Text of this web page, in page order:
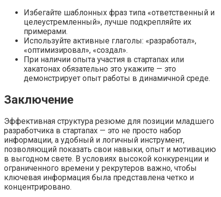
Избегайте шаблонных фраз типа «ответственный и
целеустремленный», лучше подкрепляйте их
примерами.
Используйте активные глаголы: «разработал»,
«оптимизировал», «создал».
При наличии опыта участия в стартапах или
хакатонах обязательно это укажите — это
демонстрирует опыт работы в динамичной среде.
Заключение
Эффективная структура резюме для позиции младшего
разработчика в стартапах — это не просто набор
информации, а удобный и логичный инструмент,
позволяющий показать свои навыки, опыт и мотивацию
в выгодном свете. В условиях высокой конкуренции и
ограниченного времени у рекрутеров важно, чтобы
ключевая информация была представлена четко и
концентрировано.